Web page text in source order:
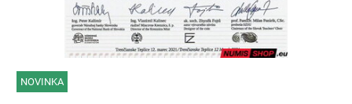
NOVINKA